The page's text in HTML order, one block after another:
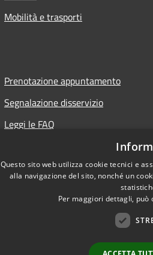
Mobilità e trasporti
Prenotazione appuntamento
Segnalazione disservizio
Leggi le FAQ
Questo sito web utilizza cookie tecnici e
alla navigazione del sito, nonché un
Per maggiori dettagli, può